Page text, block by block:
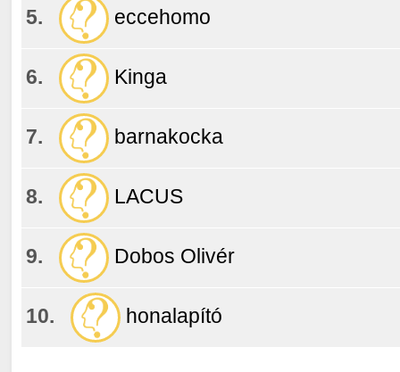
5. eccehomo
6. Kinga
7. barnakocka
8. LACUS
9. Dobos Olivér
10. honalapító